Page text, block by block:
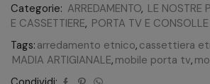
Categorie: ARREDAMENTO, LE NOSTRE
E CASSETTIERE, PORTA TV E CONSOLLE
Tags: arredamento etnico, cassettiera
MADIA ARTIGIANALE, mobile porta tv,